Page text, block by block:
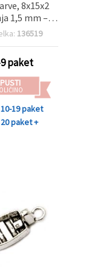
8x15x2
1,5 mm –
kosov za
136519
paket
10-19 paket
20 paket +